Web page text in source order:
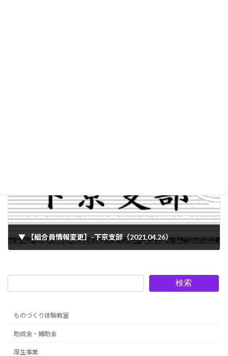
▼ 【組合員情報変更】-下京支部（2021.04.26）
検索
ものづくり体験教室
助成金・補助金
厚生事業